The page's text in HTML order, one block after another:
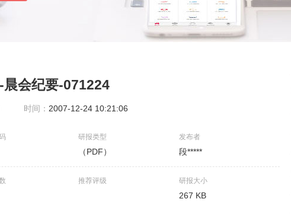
会纪要-071224
时间： 2007-12-24 10:21:06
研报类型
（PDF）
发布者
段*****
推荐评级 研报大小
267 KB